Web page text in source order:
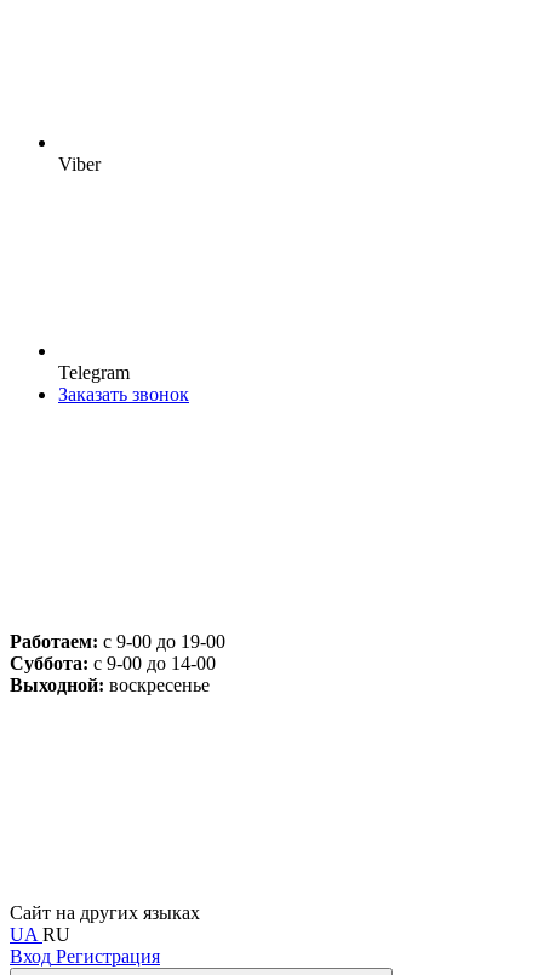
Viber
Telegram
Заказать звонок
Работаем: с 9-00 до 19-00
Суббота: с 9-00 до 14-00
Выходной: воскресенье
Сайт на других языках
UA RU
Вход Регистрация